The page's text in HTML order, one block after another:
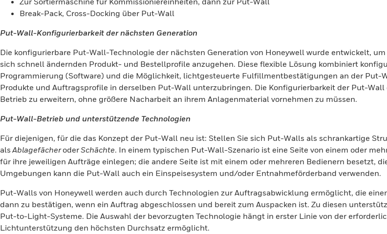
Break-Pack, Cross-Docking über Put-Wall
Put-Wall-Konfigurierbarkeit der nächsten Generation
Die konfigurierbare Put-Wall-Technologie der nächsten Generation von Honeywell wurde entwickelt,
sich schnell ändernden Produkt- und Bestellprofile anzugehen. Diese flexible Lösung kombiniert
Programmierung (Software) und die Möglichkeit, lichtgesteuerte Fulfillmentbestätigungen an der Put-
Produkte und Auftragsprofile in derselben Put-Wall unterzubringen. Die Konfigurierbarkeit der Put-
Betrieb zu erweitern, ohne größere Nacharbeit an ihrem Anlagenmaterial vornehmen zu müssen.
Put-Wall-Betrieb und unterstützende Technologien
Für diejenigen, für die das Konzept der Put-Wall neu ist: Stellen Sie sich Put-Walls als schrankartige
als AblagefächeroderSchächte. In einem typischen Put-Wall-Szenario ist eine Seite von einem oder
für ihre jeweiligen Aufträge einlegen; die andere Seite ist mit einem oder mehreren Bedienern besetzt,
Umgebungen kann die Put-Wall auch ein Einspeisesystem und/oder Entnahmeförderband verwenden.
Put-Walls von Honeywell werden auch durch Technologien zur Auftragsabwicklung ermöglicht, die
dann zu bestätigen, wenn ein Auftrag abgeschlossen und bereit zum Auspacken ist. Zu diesen
Put-to-Light-Systeme. Die Auswahl der bevorzugten Technologie hängt in erster Linie von der
Lichtunterstützung den höchsten Durchsatz ermöglicht.